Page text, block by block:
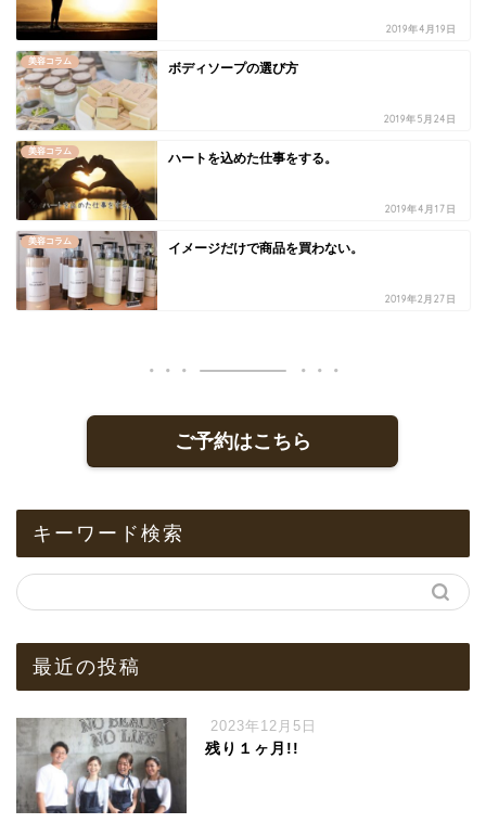
2019年4月19日
美容コラム ボディソープの選び方
2019年5月24日
美容コラム ハートを込めた仕事をする。
2019年4月17日
美容コラム イメージだけで商品を買わない。
2019年2月27日
ご予約はこちら
キーワード検索
最近の投稿
2023年12月5日
残り１ヶ月!!